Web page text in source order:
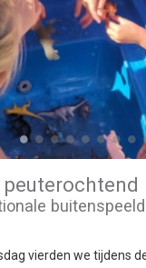
Zoeken Nieuws
● ● ● ● ● ● ● ●
peuterochtend
vierden we tijdens